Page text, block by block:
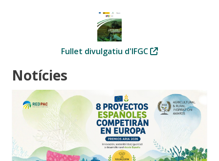
Fullet divulgatiu d'IFGC
Notícies